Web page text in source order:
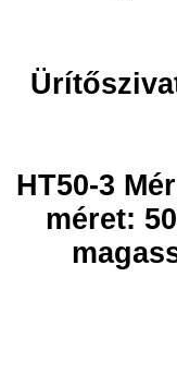
HT50-3
méret: